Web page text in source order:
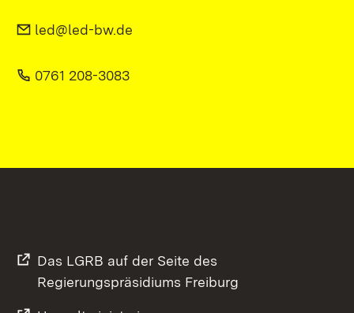
led@led-bw.de
0761 208-3083
Das LGRB auf der Seite des
Regierungspräsidiums Freiburg